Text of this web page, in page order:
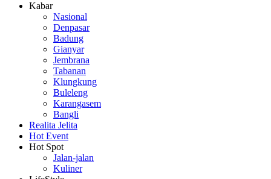
Kabar
Nasional
Denpasar
Badung
Gianyar
Jembrana
Tabanan
Klungkung
Buleleng
Karangasem
Bangli
Realita Jelita
Hot Event
Hot Spot
Jalan-jalan
Kuliner